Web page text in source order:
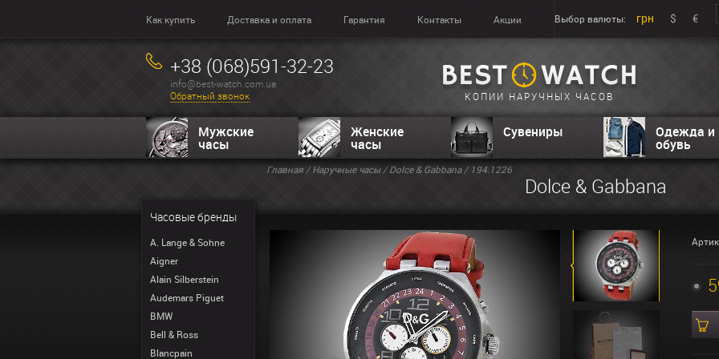
Как купить Доставка и оплата Гарантия Контакты Акции Выбор валюты: грн $ €
+38 (068)591-32-23
info@best-watch.com.ua
Обратный звонок
КОПИИ НАРУЧНЫХ ЧАСОВ
Мужские
часы
Женские
часы
Сувениры Одежда и
обувь
Часовые бренды
A. Lange & Sohne
Aigner
Alain Silberstein
Audemars Piguet
BMW
Bell & Ross
Blancpain
Главная/Наручные часы/Dolce & Gabbana/ 194.1226
Dolce & Gabbana